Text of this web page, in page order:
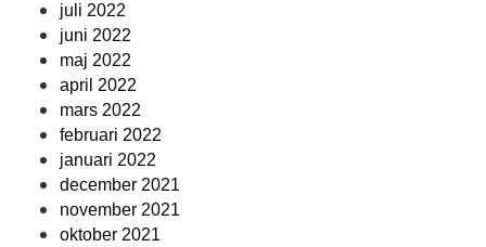
juli 2022
juni 2022
maj 2022
april 2022
mars 2022
februari 2022
januari 2022
december 2021
november 2021
oktober 2021